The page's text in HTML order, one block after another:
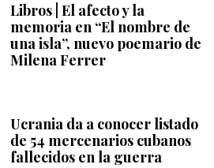
Libros | El afecto y la
memoria en “El nombre de
una isla”, nuevo poemario de
Milena Ferrer
Ucrania da a conocer listado
de 54 mercenarios cubanos
fallecidos en la guerra